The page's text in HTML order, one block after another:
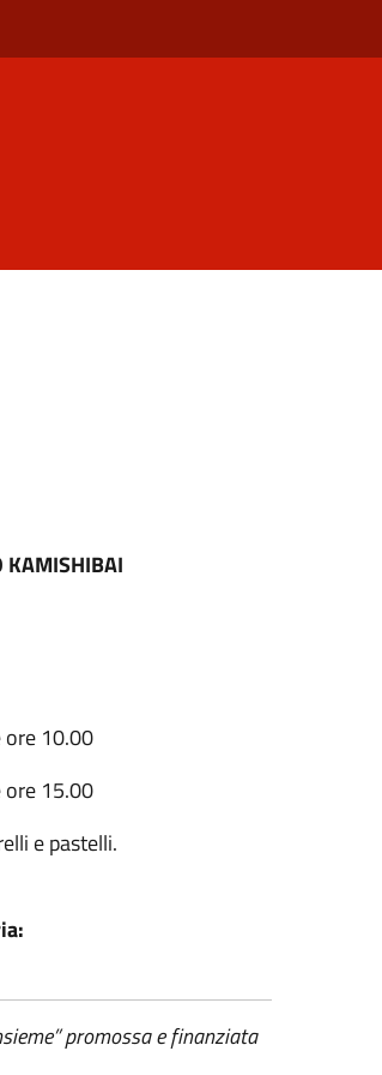
KAMISHIBAI
ore 10.00
ore 15.00
e pastelli.
promossa e finanziata